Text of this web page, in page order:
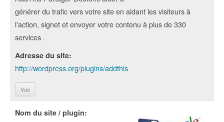
générer du trafic vers votre site en aidant les visiteurs à
l'action, signet et envoyer votre contenu à plus de 330
services .
Adresse du site:
http://wordpress.org/plugins/addthis
Vue
Nom du site / plugin: